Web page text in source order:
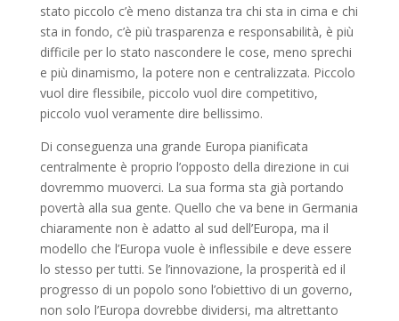
stato piccolo c’è meno distanza tra chi sta in cima e chi
sta in fondo, c’è più trasparenza e responsabilità, è più
difficile per lo stato nascondere le cose, meno sprechi
e più dinamismo, la potere non e centralizzata. Piccolo
vuol dire flessibile, piccolo vuol dire competitivo,
piccolo vuol veramente dire bellissimo.
Di conseguenza una grande Europa pianificata
centralmente è proprio l’opposto della direzione in cui
dovremmo muoverci. La sua forma sta già portando
povertà alla sua gente. Quello che va bene in Germania
chiaramente non è adatto al sud dell’Europa, ma il
modello che l’Europa vuole è inflessibile e deve essere
lo stesso per tutti. Se l’innovazione, la prosperità ed il
progresso di un popolo sono l’obiettivo di un governo,
non solo l’Europa dovrebbe dividersi, ma altrettanto